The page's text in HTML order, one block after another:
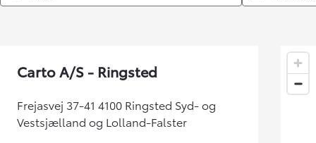
Carto A/S - Ringsted
Frejasvej 37-41 4100 Ringsted Syd- og
Vestsjælland og Lolland-Falster